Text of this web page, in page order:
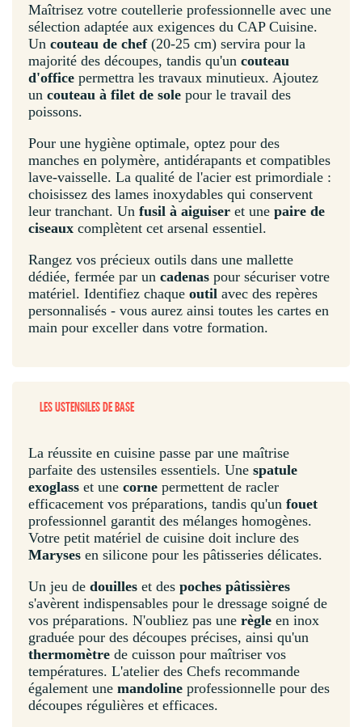
Maîtrisez votre coutellerie professionnelle avec une
sélection adaptée aux exigences du CAP Cuisine.
Un couteau de chef(20-25 cm) servira pour la
majorité des découpes, tandis qu'un couteau
d'office permettra les travaux minutieux. Ajoutez
un couteau à filet de sole pour le travail des
poissons.
Pour une hygiène optimale, optez pour des
manches en polymère, antidérapants et compatibles
lave-vaisselle. La qualité de l'acier est primordiale :
choisissez des lames inoxydables qui conservent
leur tranchant. Un fusil à aiguiser et une paire de
ciseaux complètent cet arsenal essentiel.
Rangez vos précieux outils dans une mallette
dédiée, fermée par un cadenas pour sécuriser votre
matériel. Identifiez chaque outil avec des repères
personnalisés - vous aurez ainsi toutes les cartes en
main pour exceller dans votre formation.
LES USTENSILES DE BASE
La réussite en cuisine passe par une maîtrise
parfaite des ustensiles essentiels. Une spatule
exoglass et une corne permettent de racler
efficacement vos préparations, tandis qu'un fouet
professionnel garantit des mélanges homogènes.
Votre petit matériel de cuisine doit inclure des
Maryses en silicone pour les pâtisseries délicates.
Un jeu de douilles et des poches pâtissières
s'avèrent indispensables pour le dressage soigné de
vos préparations. N'oubliez pas une règle en inox
graduée pour des découpes précises, ainsi qu'un
thermomètre de cuisson pour maîtriser vos
températures. L'atelier des Chefs recommande
également une mandoline professionnelle pour des
découpes régulières et efficaces.